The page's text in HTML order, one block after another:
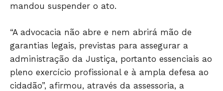
JUNTE-SE NO WHATSAPP
POLÍTICA
mandou suspender o ato.
“A advocacia não abre e nem abrirá mão de
garantias legais, previstas para assegurar a
administração da Justiça, portanto essenciais ao
pleno exercício profissional e à ampla defesa ao
cidadão”, afirmou, através da assessoria, a